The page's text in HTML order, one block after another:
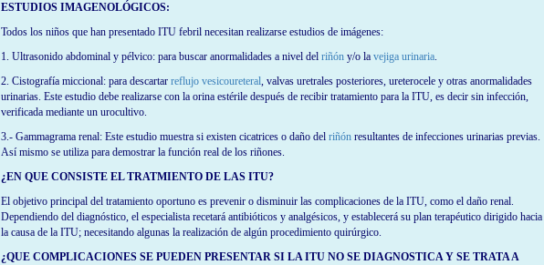
ESTUDIOS IMAGENOLÓGICOS:
Todos los niños que han presentado ITU febril necesitan realizarse estudios de imágenes:
1. Ultrasonido abdominal y pélvico: para buscar anormalidades a nivel del riñóny/o la vejiga urinaria.
2. Cistografía miccional: para descartar reflujo vesicoureteral, valvas uretrales posteriores, ureterocele y otras anormalidades
urinarias. Este estudio debe realizarse con la orina estérile después de recibir tratamiento para la ITU, es decir sin infección,
verificada mediante un urocultivo.
3.- Gammagrama renal: Este estudio muestra si existen cicatrices o daño del riñónresultantes de infecciones urinarias previas.
Así mismo se utiliza para demostrar la función real de los riñones.
¿EN QUE CONSISTE EL TRATMIENTO DE LAS ITU?
El objetivo principal del tratamiento oportuno es prevenir o disminuir las complicaciones de la ITU, como el daño renal.
Dependiendo del diagnóstico, el especialista recetará antibióticos y analgésicos, y establecerá su plan terapéutico dirigido hacia
la causa de la ITU; necesitando algunas la realización de algún procedimiento quirúrgico.
¿QUE COMPLICACIONES SE PUEDEN PRESENTAR SI LA ITU NO SE DIAGNOSTICA Y SE TRATA A